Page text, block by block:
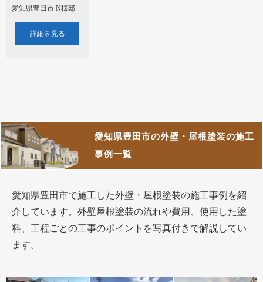
愛知県豊田市 N様邸
詳細を見る
愛知県豊田市の外壁・屋根塗装の施工
事例一覧
愛知県豊田市で施工した外壁・屋根塗装の施工事例を紹
介しています。外壁屋根塗装の流れや費用、使用した塗
料、工程ごとの工事のポイントを写真付きで解説してい
ます。